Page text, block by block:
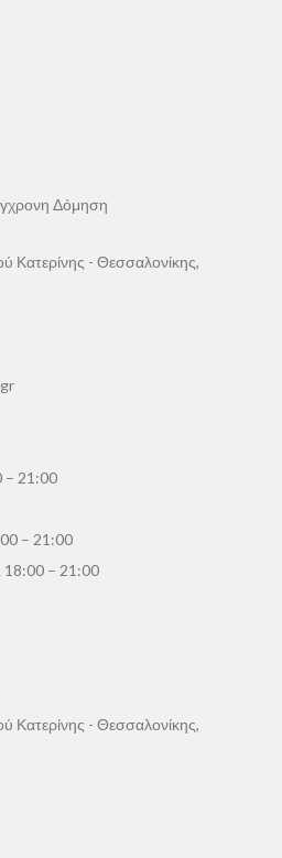
Δόμηση
Κατερίνης - Θεσσαλονίκης,
– 21:00
– 21:00
– 21:00
Κατερίνης - Θεσσαλονίκης,